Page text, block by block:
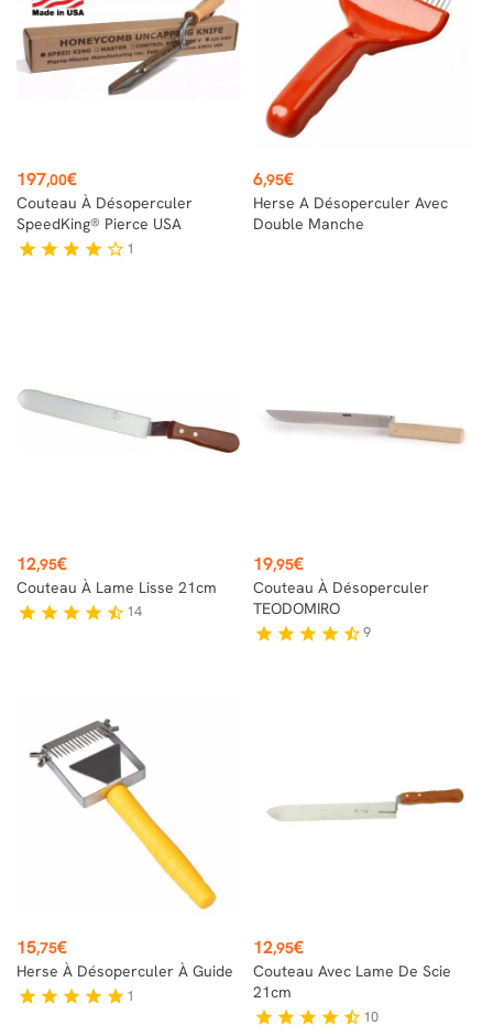
Prix
197,00€
Couteau À Désoperculer
SpeedKing® Pierce USA
star star star star star_border 1
Prix
6,95€
Herse A Désoperculer Avec
Double Manche
Prix
12,95€
Couteau À Lame Lisse 21cm
star star star star star_half 14
Prix
19,95€
Couteau À Désoperculer
TEODOMIRO
star star star star star_half9
Prix
15,75€
Herse À Désoperculer À Guide
star star star star star 1
Prix
12,95€
Couteau Avec Lame De Scie
21cm
star star star star star_half 10